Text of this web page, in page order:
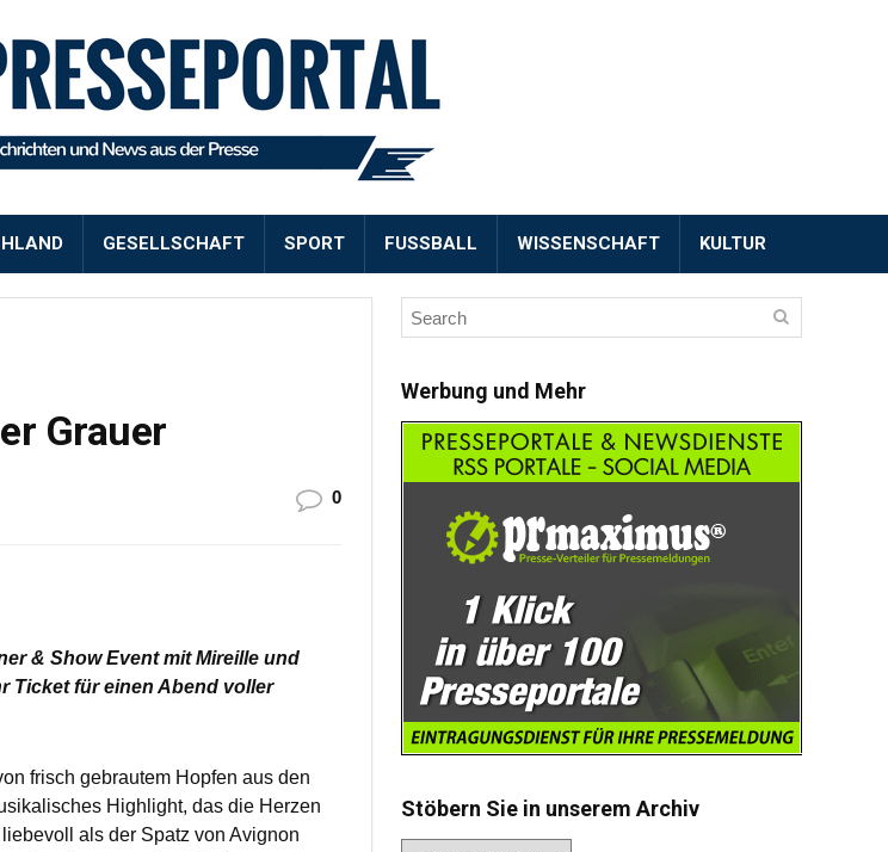
GESELLSCHAFT SPORT FUSSBALL WISSENSCHAFT KULTUR
Grauer
0
& Show Event mit Mireille und
Ticket für einen Abend voller
frisch gebrautem Hopfen aus den
Highlight, das die Herzen
als der Spatz von Avignon
Werbung und Mehr
Stöbern Sie in unserem Archiv